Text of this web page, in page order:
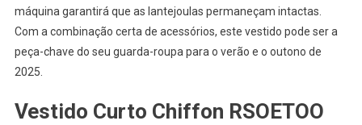
máquina garantirá que as lantejoulas permaneçam intactas.
Com a combinação certa de acessórios, este vestido pode ser a
peça-chave do seu guarda-roupa para o verão e o outono de
2025.
Vestido Curto Chiffon RSOETOO